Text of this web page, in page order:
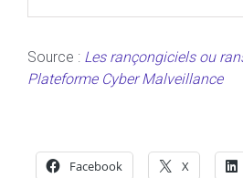
Source : Les rançongiciels ou
Plateforme Cyber Malveillance
Facebook X